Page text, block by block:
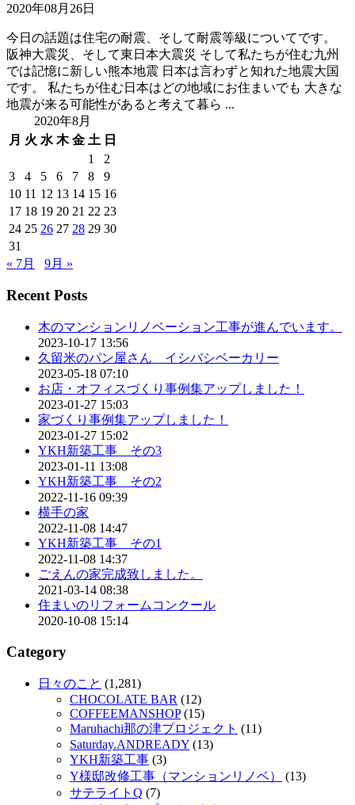
2020年08月26日
今日の話題は住宅の耐震、そして耐震等級についてです。
阪神大震災、そして東日本大震災 そして私たちが住む九州
では記憶に新しい熊本地震 日本は言わずと知れた地震大国
です。 私たちが住む日本はどの地域にお住まいでも 大きな
地震が来る可能性があると考えて暮ら ...
2020年8月
月 火 水 木 金 土 日
1
2
3
4 5 6 7 8
9
10 11 12 13 14 15 16
17 18 19 20 21 22 23
24 25 26 27 28 29 30
31
« 7月
9月 »
Recent Posts
木のマンションリノベーション工事が進んでいます。
2023-10-17 13:56
久留米のパン屋さん イシバシベーカリー
2023-05-18 07:10
お店・オフィスづくり事例集アップしました！
2023-01-27 15:03
家づくり事例集アップしました！
2023-01-27 15:02
YKH新築工事 その3
2023-01-11 13:08
YKH新築工事 その2
2022-11-16 09:39
横手の家
2022-11-08 14:47
YKH新築工事 その1
2022-11-08 14:37
ごえんの家完成致しました。
2021-03-14 08:38
住まいのリフォームコンクール
2020-10-08 15:14
Category
日々のこと (1,281)
CHOCOLATE BAR (12)
COFFEEMANSHOP(15)
Maruhachi那の津プロジェクト (11)
Saturday.ANDREADY (13)
YKH新築工事 (3)
Y様邸改修工事（マンションリノベ）
(13)
サテライトQ (7)